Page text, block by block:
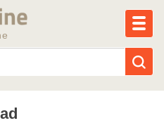
texto con IA